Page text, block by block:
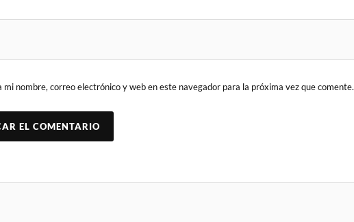
mi nombre, correo electrónico y web en este navegador para la próxima vez que comente.